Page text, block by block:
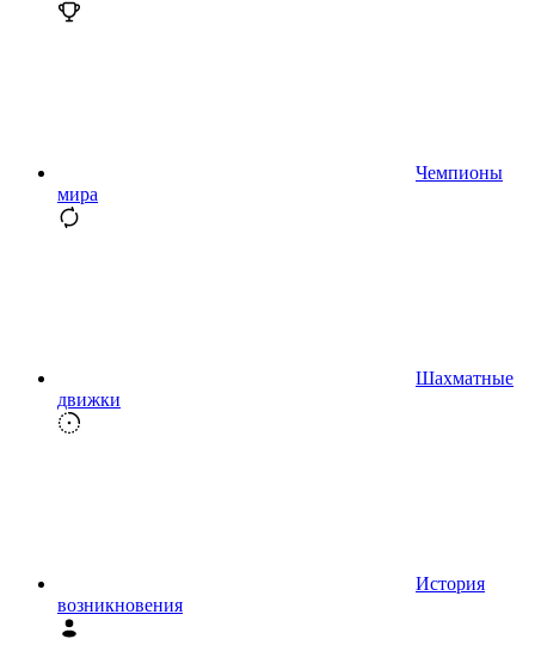
Чемпионы
мира
Шахматные
движки
История
возникновения